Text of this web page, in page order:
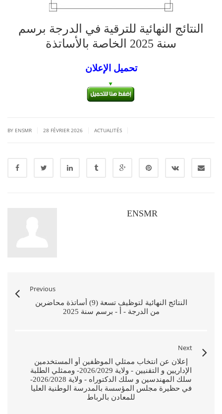
النتائج النهائية للترقية في الدرجة برسم
سنة 2025 الخاصة بالأساتذة
تحميل الإعلان
BY ENSMR 28 FÉVRIER 2026 ACTUALITÉS
ENSMR
Previous
النتائج النهائية لتوظيف تسعة (9) أساتذة محاضرين
من الدرجة - أ - برسم سنة 2025
Next
إعلان عن انتخاب ممثلي الموظفين أو المستخدمين
الإداريين و التقنيين - ولاية 2026/2029- وممثلي الطلبة
سلك المهندسين و سلك الدكتوراه - ولاية 2026/2028-
في حظيرة مجلس المؤسسة بالمدرسة الوطنية العليا
للمعادن بالرباط